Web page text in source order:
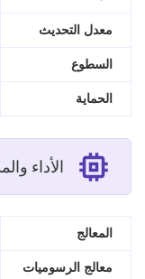
معدل التحديث
السطوع
الحماية
الأداء
المعالج
معالج الرسوميات